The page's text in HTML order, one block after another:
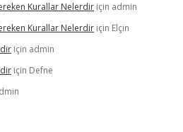
Kurallar Nelerdir için admin
Kurallar Nelerdir için Elçin
için admin
için Defne